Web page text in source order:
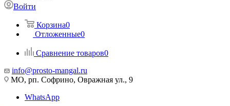
Войти
Корзина0
Отложенные0
Сравнение товаров0
info@prosto-mangal.ru
МО, рп. Софрино, Овражная ул., 9
WhatsApp